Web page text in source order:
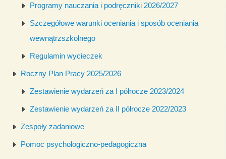
Programy nauczania i podręczniki 2026/2027
Szczegółowe warunki oceniania i sposób oceniania
wewnątrzszkolnego
Regulamin wycieczek
Roczny Plan Pracy 2025/2026
Zestawienie wydarzeń za I półrocze 2023/2024
Zestawienie wydarzeń za II półrocze 2022/2023
Zespoły zadaniowe
Pomoc psychologiczno-pedagogiczna